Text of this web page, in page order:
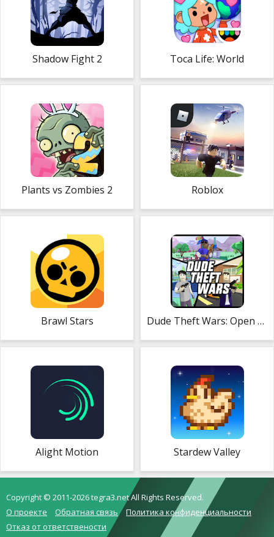
Shadow Fight 2 Toca Life: World
Plants vs Zombies 2 Roblox
Brawl Stars Dude Theft Wars: Open World Sandbox Simulator
Alight Motion Stardew Valley
Copyright © 2011-2026 tegra3.net All Rights Reserved.
О проекте
Обратная связь
Политика конфиденциальности
Отказ от ответствености